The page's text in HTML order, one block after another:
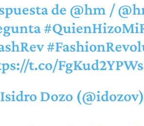
de @hm /
t.co/FgKud2YPWs
Dozo